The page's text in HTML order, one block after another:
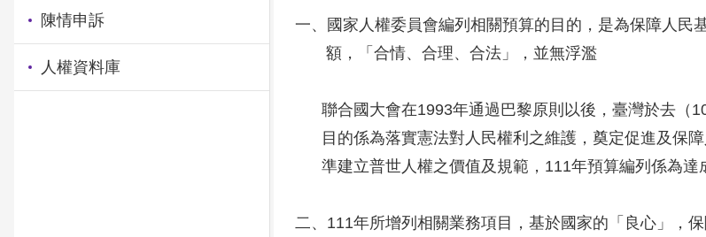
陳情申訴
人權資料庫
一、國家人權委員會編列相關預算的目的，是為保障人民
額，「合情、合理、合法」，並無浮濫
聯合國大會在1993年通過巴黎原則以後，臺灣於去（
目的係為落實憲法對人民權利之維護，奠定促進及保
準建立普世人權之價值及規範，111年預算編列係為達
二、111年所增列相關業務項目，基於國家的「良心」，